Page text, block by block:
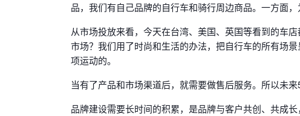
品，我们有自己品牌的自行车和骑行周边商品。一方面
从市场投放来看，今天在台湾、美国、英国等看到的车
市场？我们用了时尚和生活的办法，把自行车的所有场
项运动的。
当有了产品和市场渠道后，就需要做售后服务。所以未
品牌建设需要长时间的积累，是品牌与客户共创、共成